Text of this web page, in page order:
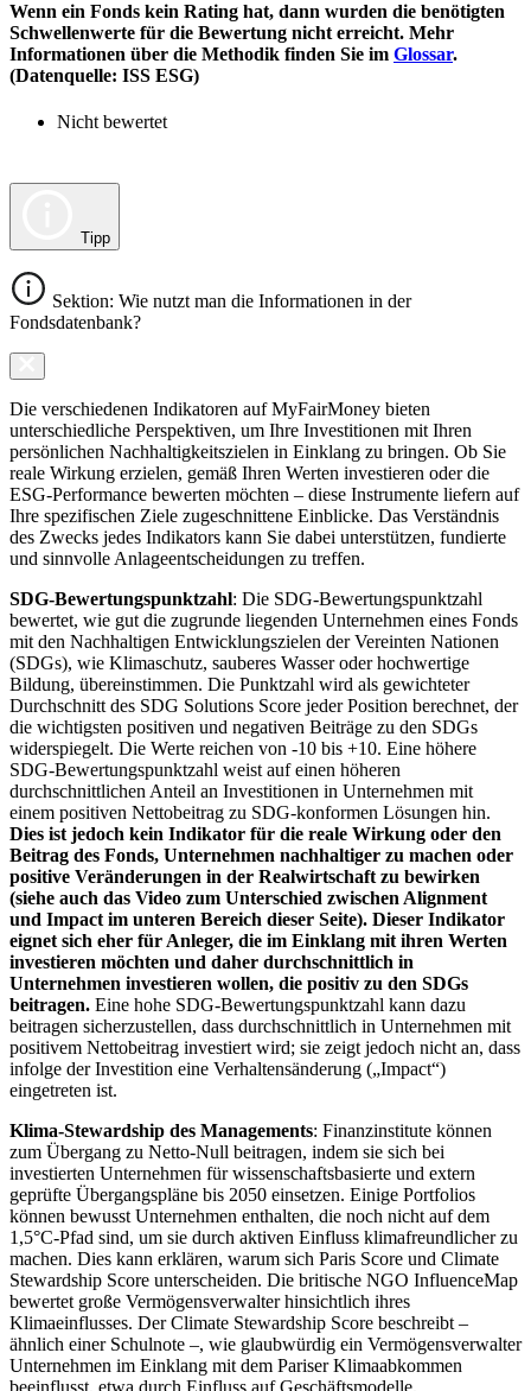
Wenn ein Fonds kein Rating hat, dann wurden die benötigten
Schwellenwerte für die Bewertung nicht erreicht. Mehr
Informationen über die Methodik finden Sie im Glossar.
(Datenquelle: ISS ESG)
Nicht bewertet
Tipp
Sektion: Wie nutzt man die Informationen in der
Fondsdatenbank?
Die verschiedenen Indikatoren auf MyFairMoney bieten
unterschiedliche Perspektiven, um Ihre Investitionen mit Ihren
persönlichen Nachhaltigkeitszielen in Einklang zu bringen. Ob Sie
reale Wirkung erzielen, gemäß Ihren Werten investieren oder die
ESG-Performance bewerten möchten – diese Instrumente liefern auf
Ihre spezifischen Ziele zugeschnittene Einblicke. Das Verständnis
des Zwecks jedes Indikators kann Sie dabei unterstützen, fundierte
und sinnvolle Anlageentscheidungen zu treffen.
SDG-Bewertungspunktzahl: Die SDG-Bewertungspunktzahl
bewertet, wie gut die zugrunde liegenden Unternehmen eines Fonds
mit den Nachhaltigen Entwicklungszielen der Vereinten Nationen
(SDGs), wie Klimaschutz, sauberes Wasser oder hochwertige
Bildung, übereinstimmen. Die Punktzahl wird als gewichteter
Durchschnitt des SDG Solutions Score jeder Position berechnet, der
die wichtigsten positiven und negativen Beiträge zu den SDGs
widerspiegelt. Die Werte reichen von -10 bis +10. Eine höhere
SDG-Bewertungspunktzahl weist auf einen höheren
durchschnittlichen Anteil an Investitionen in Unternehmen mit
einem positiven Nettobeitrag zu SDG-konformen Lösungen hin.
Dies ist jedoch kein Indikator für die reale Wirkung oder den
Beitrag des Fonds, Unternehmen nachhaltiger zu machen oder
positive Veränderungen in der Realwirtschaft zu bewirken
(siehe auch das Video zum Unterschied zwischen Alignment
und Impact im unteren Bereich dieser Seite). Dieser Indikator
eignet sich eher für Anleger, die im Einklang mit ihren Werten
investieren möchten und daher durchschnittlich in
Unternehmen investieren wollen, die positiv zu den SDGs
beitragen. Eine hohe SDG-Bewertungspunktzahl kann dazu
beitragen sicherzustellen, dass durchschnittlich in Unternehmen mit
positivem Nettobeitrag investiert wird; sie zeigt jedoch nicht an, dass
infolge der Investition eine Verhaltensänderung („Impact“)
eingetreten ist.
Klima-Stewardship des Managements: Finanzinstitute können
zum Übergang zu Netto-Null beitragen, indem sie sich bei
investierten Unternehmen für wissenschaftsbasierte und extern
geprüfte Übergangspläne bis 2050 einsetzen. Einige Portfolios
können bewusst Unternehmen enthalten, die noch nicht auf dem
1,5°C-Pfad sind, um sie durch aktiven Einfluss klimafreundlicher zu
machen. Dies kann erklären, warum sich Paris Score und Climate
Stewardship Score unterscheiden. Die britische NGO InfluenceMap
bewertet große Vermögensverwalter hinsichtlich ihres
Klimaeinflusses. Der Climate Stewardship Score beschreibt –
ähnlich einer Schulnote –, wie glaubwürdig ein Vermögensverwalter
Unternehmen im Einklang mit dem Pariser Klimaabkommen